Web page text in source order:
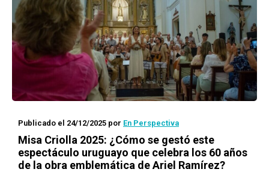
Publicado el 24/12/2025 por En Perspectiva
Misa Criolla 2025: ¿Cómo se gestó este
espectáculo uruguayo que celebra los 60 años
de la obra emblemática de Ariel Ramírez?